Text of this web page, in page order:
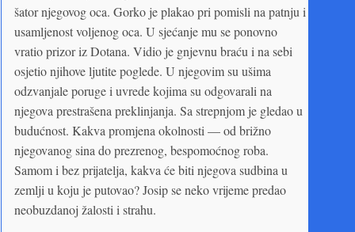
šator njegovog oca. Gorko je plakao pri pomisli na patnju i
usamljenost voljenog oca. U sjećanje mu se ponovno
vratio prizor iz Dotana. Vidio je gnjevnu braću i na sebi
osjetio njihove ljutite poglede. U njegovim su ušima
odzvanjale poruge i uvrede kojima su odgovarali na
njegova prestrašena preklinjanja. Sa strepnjom je gledao u
budućnost. Kakva promjena okolnosti — od brižno
njegovanog sina do prezrenog, bespomoćnog roba.
Samom i bez prijatelja, kakva će biti njegova sudbina u
zemlji u koju je putovao? Josip se neko vrijeme predao
neobuzdanoj žalosti i strahu.